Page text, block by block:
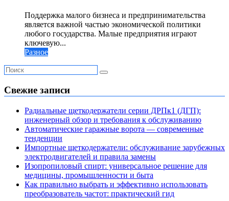
Поддержка малого бизнеса и предпринимательства
является важной частью экономической политики
любого государства. Малые предприятия играют
ключевую...
Разное
Свежие записи
Радиальные щеткодержатели серии ДРПк1 (ДГП):
инженерный обзор и требования к обслуживанию
Автоматические гаражные ворота — современные
тенденции
Импортные щеткодержатели: обслуживание зарубежных
электродвигателей и правила замены
Изопропиловый спирт: универсальное решение для
медицины, промышленности и быта
Как правильно выбрать и эффективно использовать
преобразователь частот: практический гид